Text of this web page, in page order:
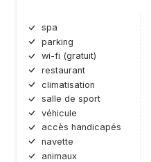
spa
parking
wi-fi (gratuit)
restaurant
climatisation
salle de sport
véhicule
accès handicapés
navette
animaux